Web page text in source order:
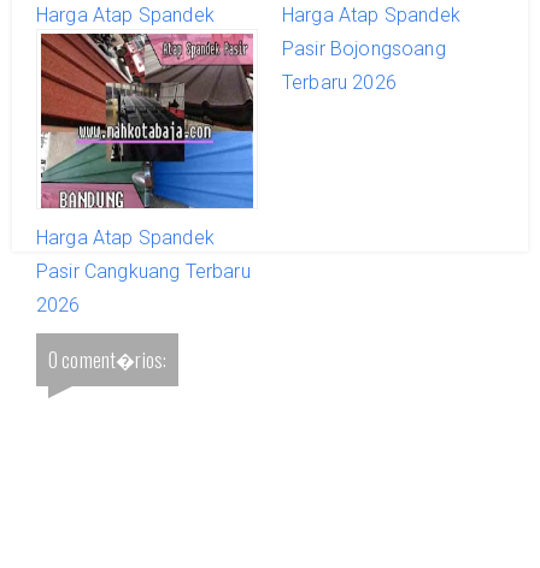
Harga Atap Spandek
Pasir Banjaran Terbaru
2026
Harga Atap Spandek
Pasir Bojongsoang
Terbaru 2026
Harga Atap Spandek
Pasir Cangkuang Terbaru
2026
0 coment�rios: